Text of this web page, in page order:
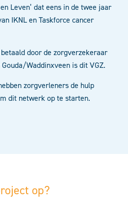
Leven’ dat eens in de twee jaar
IKNL en Taskforce cancer
door de zorgverzekeraar
Waddinxveen is dit VGZ.
zorgverleners de hulp
dit netwerk op te starten.
op?